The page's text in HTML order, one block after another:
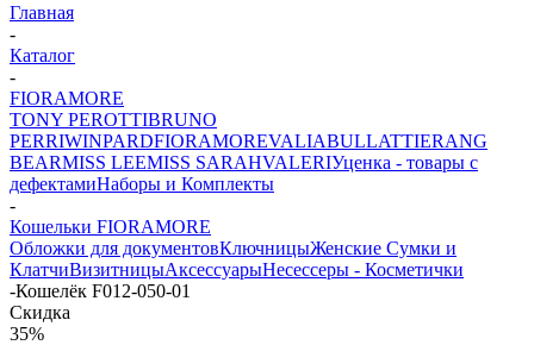
Главная
-
Каталог
-
FIORAMORE
TONY PEROTTIBRUNO
PERRIWINPARDFIORAMOREVALIABULLATTIERANG
BEARMISS LEEMISS SARAHVALERIУценка - товары с
дефектамиНаборы и Комплекты
-
Кошельки FIORAMORE
Обложки для документовКлючницыЖенские Сумки и
КлатчиВизитницыАксессуарыНесессеры - Косметички
-Кошелёк F012-050-01
Скидка
35%